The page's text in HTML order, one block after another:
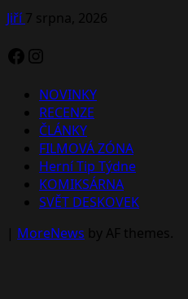
Jiří7 srpna, 2026
Facebook
Instagram
NOVINKY
RECENZE
ČLÁNKY
FILMOVÁ ZÓNA
Herní Tip Týdne
KOMIKSÁRNA
SVĚT DESKOVEK
| MoreNews by AF themes.